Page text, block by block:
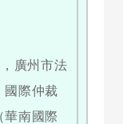
廣州市法
國際仲裁
華南國際